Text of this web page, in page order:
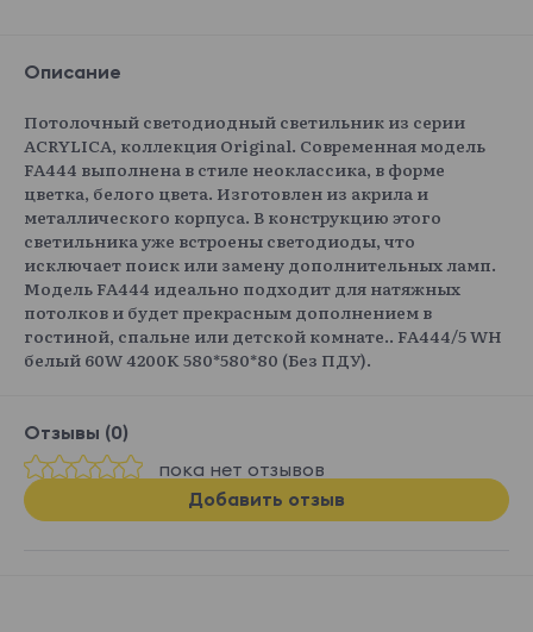
Описание
Потолочный светодиодный светильник из серии
ACRYLICA, коллекция Original. Современная модель
FA444 выполнена в стиле неоклассика, в форме
цветка, белого цвета. Изготовлен из акрила и
металлического корпуса. В конструкцию этого
светильника уже встроены светодиоды, что
исключает поиск или замену дополнительных ламп.
Модель FA444 идеально подходит для натяжных
потолков и будет прекрасным дополнением в
гостиной, спальне или детской комнате.. FA444/5 WH
белый 60W 4200K 580*580*80 (Без ПДУ).
Отзывы (0)
пока нет отзывов
Добавить отзыв